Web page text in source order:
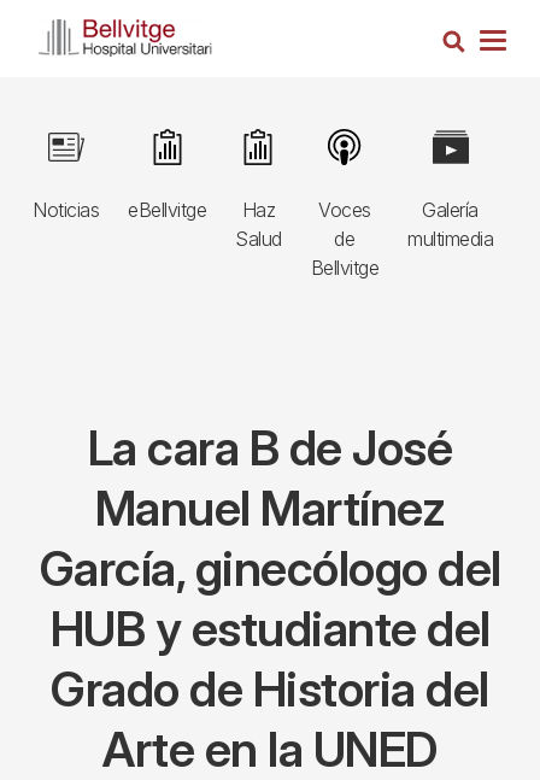
Busca
Navegació
principal
3r
Noticias
Image
eBellvitge
Image
Haz
Salud
Image
Voces
de
Bellvitge
Image
Galería
multimedia
Image
La cara B de José
Manuel Martínez
García, ginecólogo del
HUB y estudiante del
Grado de Historia del
Arte en la UNED